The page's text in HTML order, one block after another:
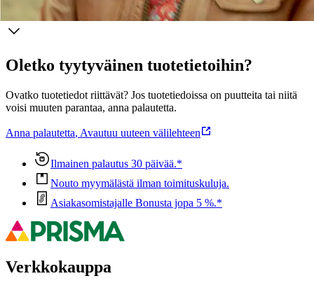
Oletko tyytyväinen tuotetietoihin?
Ovatko tuotetiedot riittävät? Jos tuotetiedoissa on puutteita tai niitä
voisi muuten parantaa, anna palautetta.
Anna palautetta, Avautuu uuteen välilehteen
Ilmainen palautus 30 päivää.*
Nouto myymälästä ilman toimituskuluja.
Asiakasomistajalle Bonusta jopa 5 %.*
Verkkokauppa